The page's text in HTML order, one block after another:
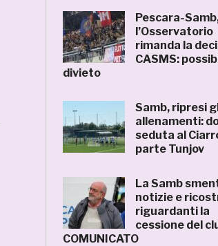
Pescara-
l’Osservatorio
rimanda la
CASMS:
divieto
Samb, ripresi
allenamenti:
seduta al
parte Tunjov
La Samb
notizie e
riguardanti la
cessione del
COMUNICATO